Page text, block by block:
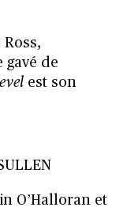
gavé de
est son
O’Halloran et